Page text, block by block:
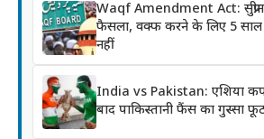
Waqf Amendment Act: सुप्रीम
फैसला, वक्फ करने के लिए 5 साल
नहीं
India vs Pakistan: एशिया
बाद पाकिस्तानी फैंस का गुस्सा